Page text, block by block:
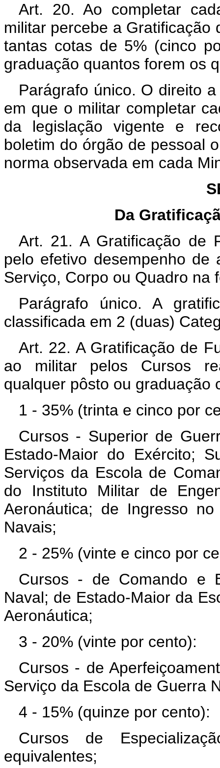
Art. 20. Ao completar
militar percebe a Gratificação
tantas cotas de 5% (cinco
graduação quantos forem os
Parágrafo único. O direito
em que o militar completar
da legislação vigente e
boletim do órgão de pessoal
norma observada em cada
Da
Art. 21. A Gratificação de
pelo efetivo desempenho de
Serviço, Corpo ou Quadro na
Parágrafo único. A
classificada em 2 (duas)
Art. 22. A Gratificação de
ao militar pelos Cursos
qualquer pôsto ou graduação
1 - 35% (trinta e cinco por
Cursos - Superior de
Estado-Maior do Exército;
Serviços da Escola de
do Instituto Militar de
Aeronáutica; de Ingresso
Navais;
2 - 25% (vinte e cinco por
Cursos - de Comando e
Naval; de Estado-Maior da
Aeronáutica;
3 - 20% (vinte por cento):
Cursos - de
Serviço da Escola de Guerra
4 - 15% (quinze por cento):
Cursos de
equivalentes;